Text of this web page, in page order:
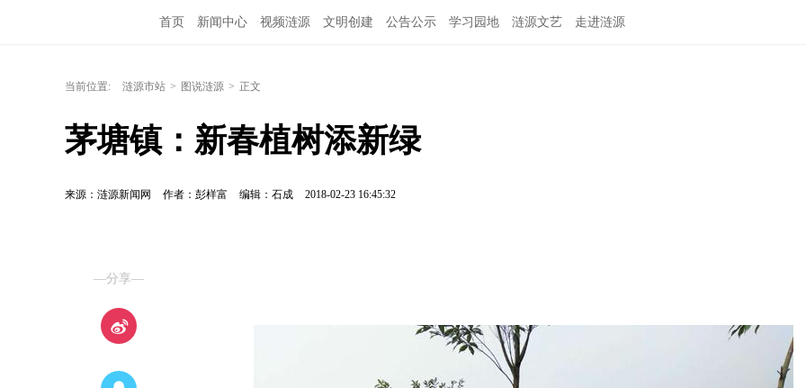
首页 新闻中心 视频涟源 文明创建 公告公示 学习园地 涟源文艺 走进涟源
当前位置: 涟源市站 > 图说涟源 > 正文
茅塘镇：新春植树添新绿
来源：涟源新闻网 作者：彭样富 编辑：石成 2018-02-23 16:45:32
—分享—